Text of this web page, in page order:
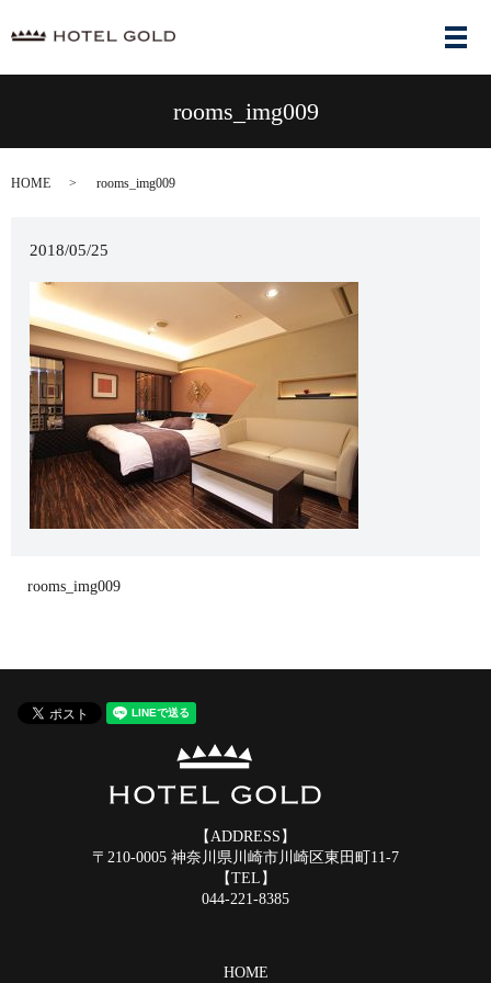
メ
rooms_img009
HOME rooms_img009
2018/05/25
rooms_img009
【ADDRESS】
〒210-0005 神奈川県川崎市川崎区東田町11-7
【TEL】
044-221-8385
HOME